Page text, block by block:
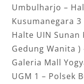
Umbulharjo –
Kusumanegara 3
Halte UIN Sunan
Gedung Wanita
Galeria Mall
UGM 1 – Polsek